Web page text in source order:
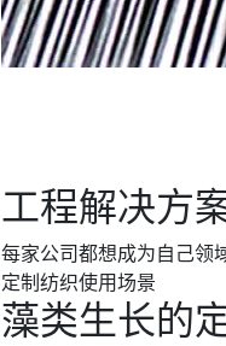
工程解决方
每家公司都想成为自己领
定制纺织使用场景
藻类生长的